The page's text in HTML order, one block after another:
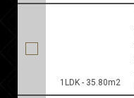
1LDK - 35.80m2